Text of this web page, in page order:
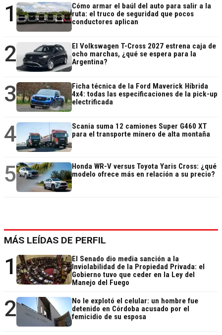
1
Cómo armar el baúl del auto para salir a la
ruta: el truco de seguridad que pocos
conductores aplican
2
El Volkswagen T-Cross 2027 estrena caja de
ocho marchas, ¿qué se espera para la
Argentina?
3
Ficha técnica de la Ford Maverick Híbrida
4x4: todas las especificaciones de la pick-up
electrificada
4
Scania suma 12 camiones Super G460 XT
para el transporte minero de alta montaña
5
Honda WR-V versus Toyota Yaris Cross: ¿qué
modelo ofrece más en relación a su precio?
MÁS LEÍDAS DE PERFIL
1
El Senado dio media sanción a la
Inviolabilidad de la Propiedad Privada: el
Gobierno tuvo que ceder en la Ley del
Manejo del Fuego
2
No le explotó el celular: un hombre fue
detenido en Córdoba acusado por el
femicidio de su esposa